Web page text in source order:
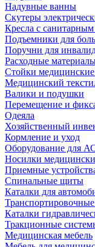
Надувные ванны
Скутеры
Кресла с
Подъемники для
Поручни для
Расходные
Стойки медицинские
Медицинский
Валики и подушки
Перемещение и
Одеяла
Хозяйственный
Кормление и уход
Оборудование для
Носилки
Приемные
Спинальные щиты
Каталки для
Каталки
Тракционные
Медицинская мебель